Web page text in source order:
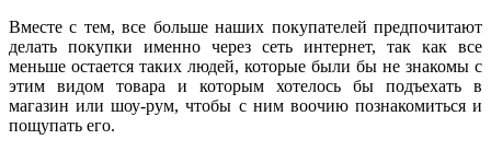
Вместе с тем, все больше наших покупателей предпочитают
делать покупки именно через сеть интернет, так как все
меньше остается таких людей, которые были бы не знакомы с
этим видом товара и которым хотелось бы подъехать в
магазин или шоу-рум, чтобы с ним воочию познакомиться и
пощупать его.